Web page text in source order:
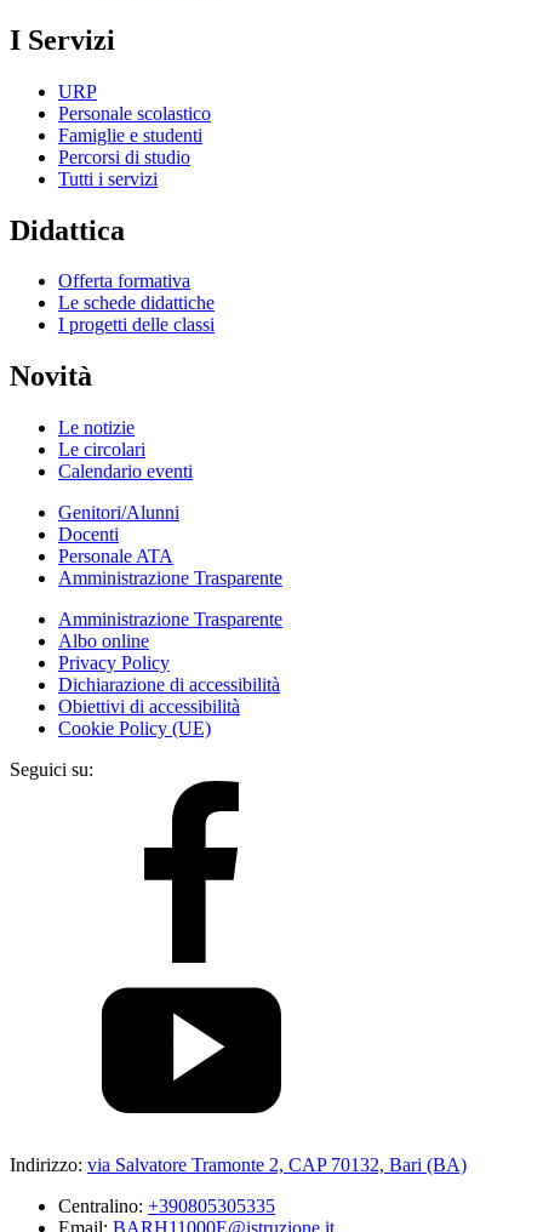
I Servizi
URP
Personale scolastico
Famiglie e studenti
Percorsi di studio
Tutti i servizi
Didattica
Offerta formativa
Le schede didattiche
I progetti delle classi
Novità
Le notizie
Le circolari
Calendario eventi
Genitori/Alunni
Docenti
Personale ATA
Amministrazione Trasparente
Amministrazione Trasparente
Albo online
Privacy Policy
Dichiarazione di accessibilità
Obiettivi di accessibilità
Cookie Policy (UE)
Seguici su:
Indirizzo: via Salvatore Tramonte 2, CAP 70132, Bari (BA)
Centralino: +390805305335